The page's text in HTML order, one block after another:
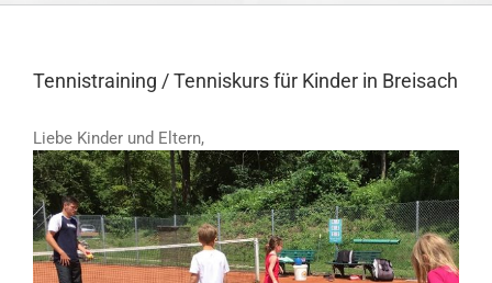
Tennistraining / Tenniskurs für Kinder in Breisach
Liebe Kinder und Eltern,